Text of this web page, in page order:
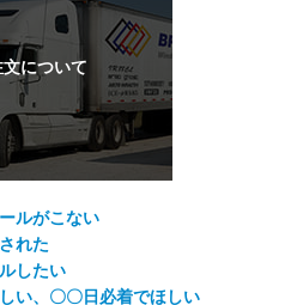
ルがこない
れた
したい
い、〇〇日必着でほしい